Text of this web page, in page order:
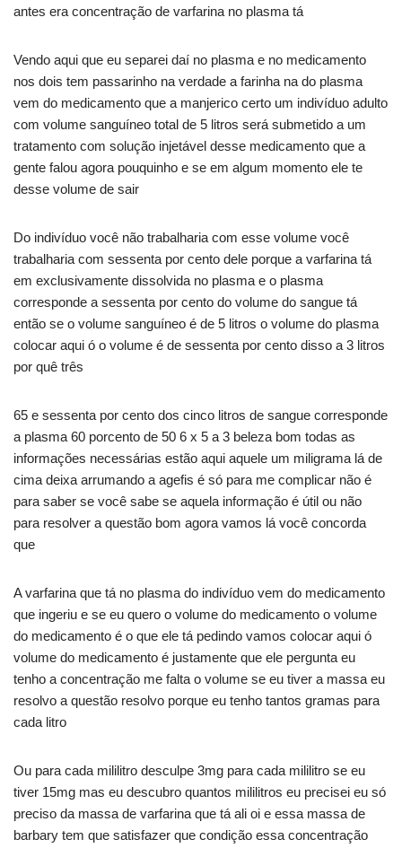
antes era concentração de varfarina no plasma tá
Vendo aqui que eu separei daí no plasma e no medicamento
nos dois tem passarinho na verdade a farinha na do plasma
vem do medicamento que a manjerico certo um indivíduo adulto
com volume sanguíneo total de 5 litros será submetido a um
tratamento com solução injetável desse medicamento que a
gente falou agora pouquinho e se em algum momento ele te
desse volume de sair
Do indivíduo você não trabalharia com esse volume você
trabalharia com sessenta por cento dele porque a varfarina tá
em exclusivamente dissolvida no plasma e o plasma
corresponde a sessenta por cento do volume do sangue tá
então se o volume sanguíneo é de 5 litros o volume do plasma
colocar aqui ó o volume é de sessenta por cento disso a 3 litros
por quê três
65 e sessenta por cento dos cinco litros de sangue corresponde
a plasma 60 porcento de 50 6 x 5 a 3 beleza bom todas as
informações necessárias estão aqui aquele um miligrama lá de
cima deixa arrumando a agefis é só para me complicar não é
para saber se você sabe se aquela informação é útil ou não
para resolver a questão bom agora vamos lá você concorda
que
A varfarina que tá no plasma do indivíduo vem do medicamento
que ingeriu e se eu quero o volume do medicamento o volume
do medicamento é o que ele tá pedindo vamos colocar aqui ó
volume do medicamento é justamente que ele pergunta eu
tenho a concentração me falta o volume se eu tiver a massa eu
resolvo a questão resolvo porque eu tenho tantos gramas para
cada litro
Ou para cada mililitro desculpe 3mg para cada mililitro se eu
tiver 15mg mas eu descubro quantos mililitros eu precisei eu só
preciso da massa de varfarina que tá ali oi e essa massa de
barbary tem que satisfazer que condição essa concentração